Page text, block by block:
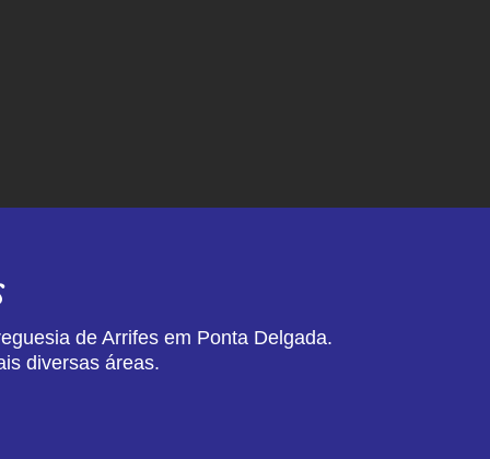
de Arrifes em Ponta Delgada.
diversas áreas.